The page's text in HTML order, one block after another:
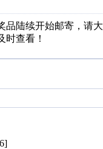
品陆续开始邮寄，请
时查看！